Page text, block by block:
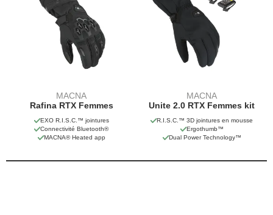
MACNA
Rafina RTX Femmes
EXO R.I.S.C.™ jointures
Connectivité Bluetooth®
MACNA® Heated app
MACNA
Unite 2.0 RTX Femmes kit
R.I.S.C.™ 3D jointures en mousse
Ergothumb™
Dual Power Technology™